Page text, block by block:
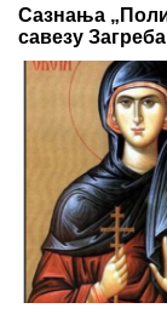
Сазнања
савезу